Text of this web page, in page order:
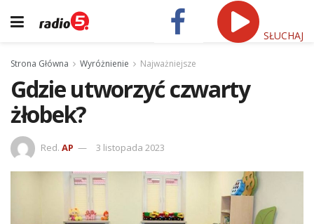
SŁUCHAJ
Strona Główna Wyróżnienie Najważniejsze
Gdzie utworzyć czwarty
żłobek?
Red. AP 3 listopada 2023